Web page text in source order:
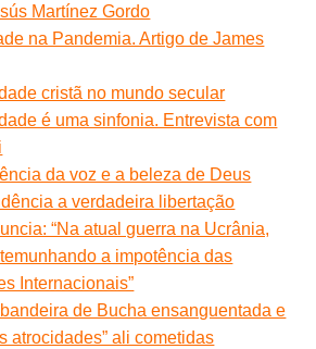
Martínez Gordo
na Pandemia. Artigo de James
cristã no mundo secular
é uma sinfonia. Entrevista com
da voz e a beleza de Deus
a verdadeira libertação
“Na atual guerra na Ucrânia,
a impotência das
Internacionais”
de Bucha ensanguentada e
atrocidades” ali cometidas